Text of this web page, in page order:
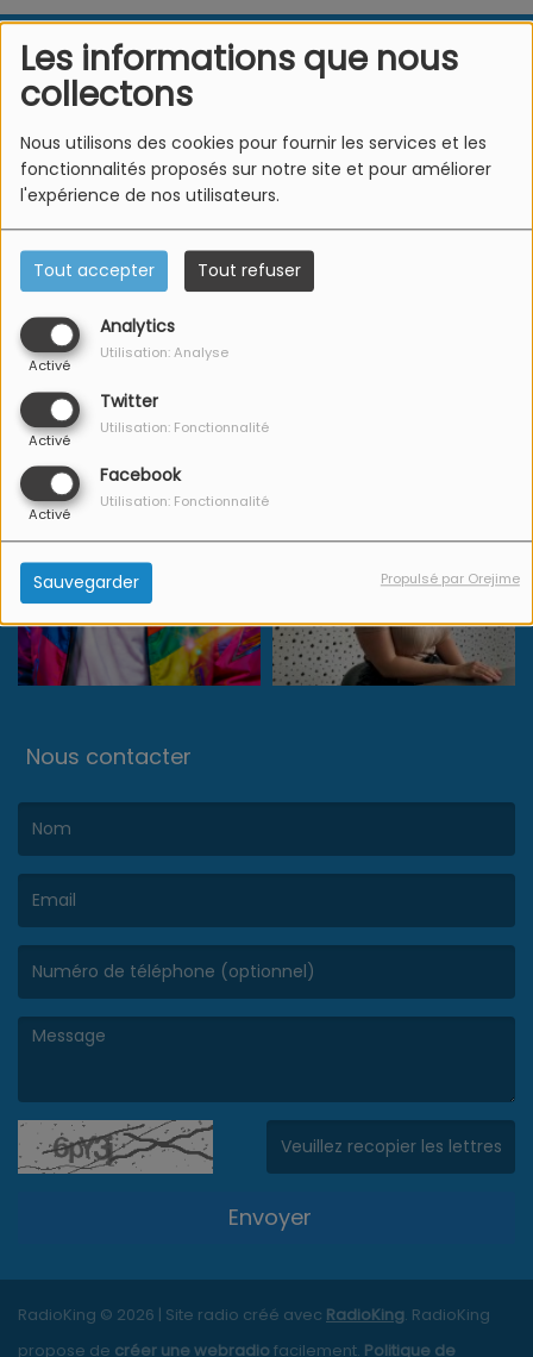
Les informations que nous
collectons
Nous utilisons des cookies pour fournir les services et les
fonctionnalités proposés sur notre site et pour améliorer
l'expérience de nos utilisateurs.
Tout accepter Tout refuser
Analytics
Activé
Utilisation: Analyse
Twitter
Activé
Utilisation: Fonctionnalité
Facebook
Activé
Utilisation: Fonctionnalité
Sauvegarder Propulsé par Orejime
L'Equipe Azur FM
Nous contacter
Envoyer
RadioKing © 2026 | Site radio créé avec RadioKing. RadioKing
propose de créer une webradio facilement. Politique de